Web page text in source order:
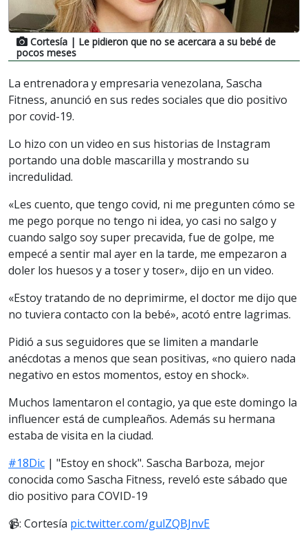
Cortesía | Le pidieron que no se acercara a su bebé de
pocos meses
La entrenadora y empresaria venezolana, Sascha
Fitness, anunció en sus redes sociales que dio positivo
por covid-19.
Lo hizo con un video en sus historias de Instagram
portando una doble mascarilla y mostrando su
incredulidad.
«Les cuento, que tengo covid, ni me pregunten cómo se
me pego porque no tengo ni idea, yo casi no salgo y
cuando salgo soy super precavida, fue de golpe, me
empecé a sentir mal ayer en la tarde, me empezaron a
doler los huesos y a toser y toser», dijo en un video.
«Estoy tratando de no deprimirme, el doctor me dijo que
no tuviera contacto con la bebé», acotó entre lagrimas.
Pidió a sus seguidores que se limiten a mandarle
anécdotas a menos que sean positivas, «no quiero nada
negativo en estos momentos, estoy en shock».
Muchos lamentaron el contagio, ya que este domingo la
influencer está de cumpleaños. Además su hermana
estaba de visita en la ciudad.
#18Dic | "Estoy en shock". Sascha Barboza, mejor
conocida como Sascha Fitness, reveló este sábado que
dio positivo para COVID-19
📹: Cortesía pic.twitter.com/gulZQBJnvE